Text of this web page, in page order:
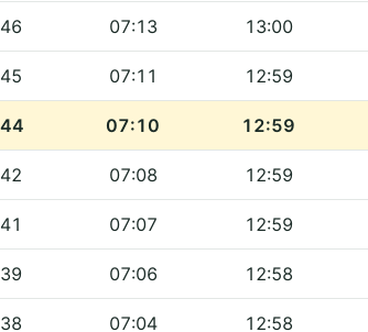
07:13 13:00
07:11 12:59
07:10 12:59
07:08 12:59
07:07 12:59
07:06 12:58
07:04 12:58